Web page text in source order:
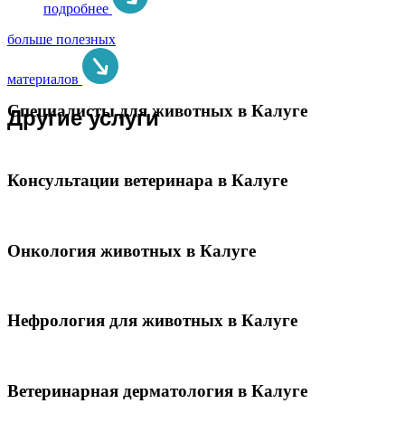
подробнее
больше полезных
материалов
Другие услуги
Специалисты для животных в Калуге
Консультации ветеринара в Калуге
Онкология животных в Калуге
Нефрология для животных в Калуге
Ветеринарная дерматология в Калуге